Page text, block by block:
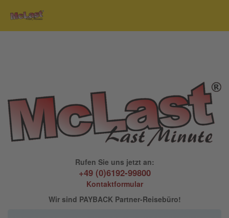
Rufen Sie uns jetzt an:
+49 (0)6192-99800
Kontaktformular
Wir sind PAYBACK Partner-Reisebüro!